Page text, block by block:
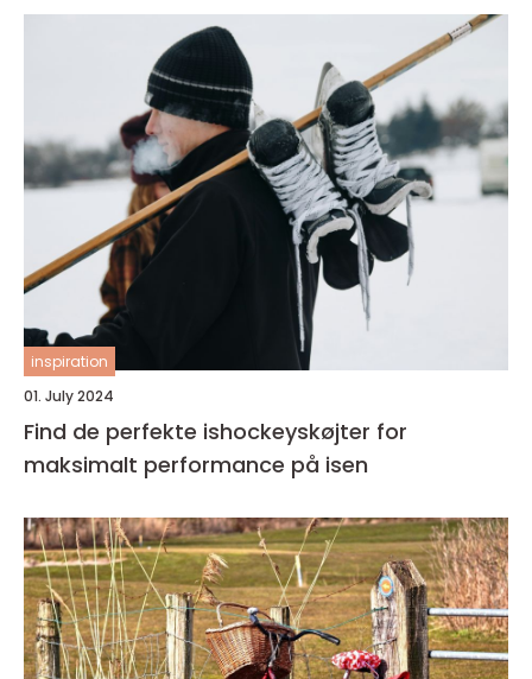
inspiration
01. July 2024
Find de perfekte ishockeyskøjter for
maksimalt performance på isen